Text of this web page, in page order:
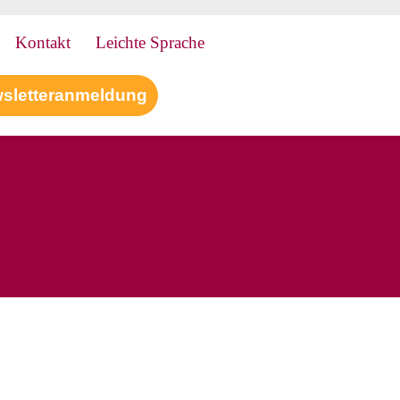
Kontakt Leichte Sprache